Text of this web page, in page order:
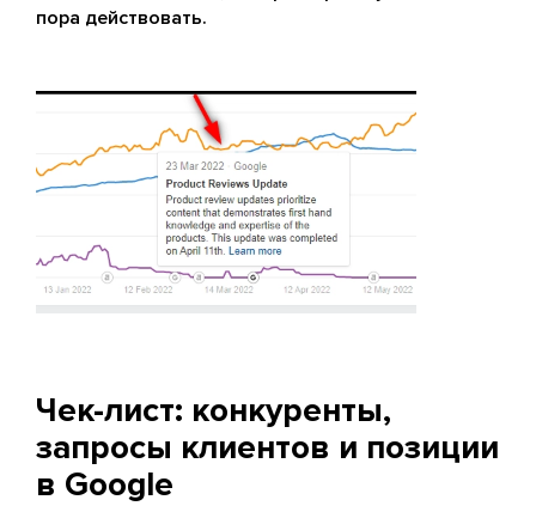
пора действовать.
Чек-лист: конкуренты,
запросы клиентов и позиции
в Google